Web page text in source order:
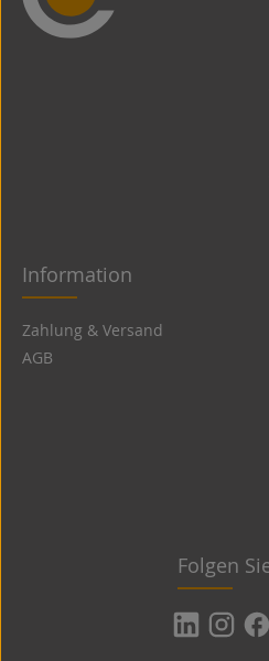
Information
Zahlung & Versand
AGB
Folgen